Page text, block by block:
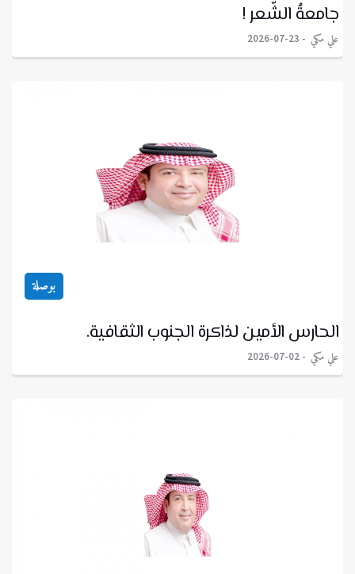
جامعةُ الشّعر !
علي مكي 2026-07-23
بوصلة
الحارس الأمين لذاكرة الجنوب الثقافية.
علي مكي 2026-07-02